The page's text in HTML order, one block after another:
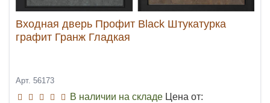
Входная дверь Профит Black Штукатурка
графит Гранж Гладкая
Арт. 56173
В наличии на складе Цена от: